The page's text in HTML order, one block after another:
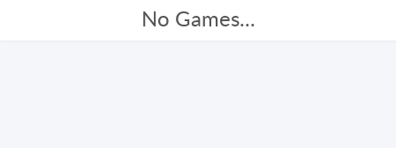
No Games...